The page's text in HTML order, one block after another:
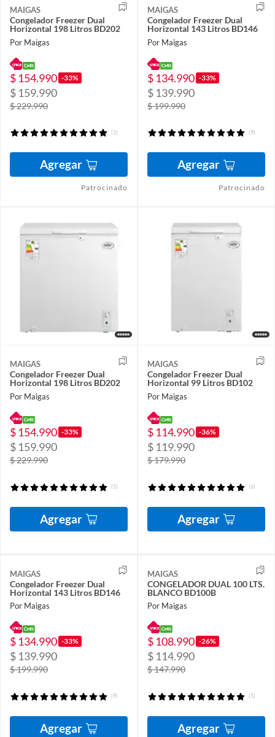
MAIGAS
Congelador Freezer Dual
Horizontal 198 Litros BD202
Por Maigas
$ 154.990 -33%
$ 159.990
$ 229.990
(1)
Agregar
Patrocinado
MAIGAS
Congelador Freezer Dual
Horizontal 143 Litros BD146
Por Maigas
$ 134.990 -33%
$ 139.990
$ 199.990
(9)
Agregar
Patrocinado
MAIGAS
Congelador Freezer Dual
Horizontal 198 Litros BD202
Por Maigas
$ 154.990 -33%
$ 159.990
$ 229.990
(1)
Agregar
MAIGAS
Congelador Freezer Dual
Horizontal 99 Litros BD102
Por Maigas
$ 114.990 -36%
$ 119.990
$ 179.990
(6)
Agregar
MAIGAS
Congelador Freezer Dual
Horizontal 143 Litros BD146
Por Maigas
$ 134.990 -33%
$ 139.990
$ 199.990
(9)
Agregar
MAIGAS
CONGELADOR DUAL 100 LTS.
BLANCO BD100B
Por Maigas
$ 108.990 -26%
$ 114.990
$ 147.990
(5)
Agregar